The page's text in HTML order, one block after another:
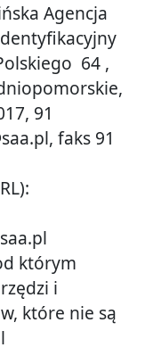
Agencja
64 ,
91
faks 91
którym
i
które nie są